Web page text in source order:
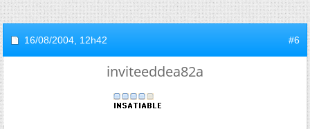
16/08/2004, 12h42 #6
inviteeddea82a